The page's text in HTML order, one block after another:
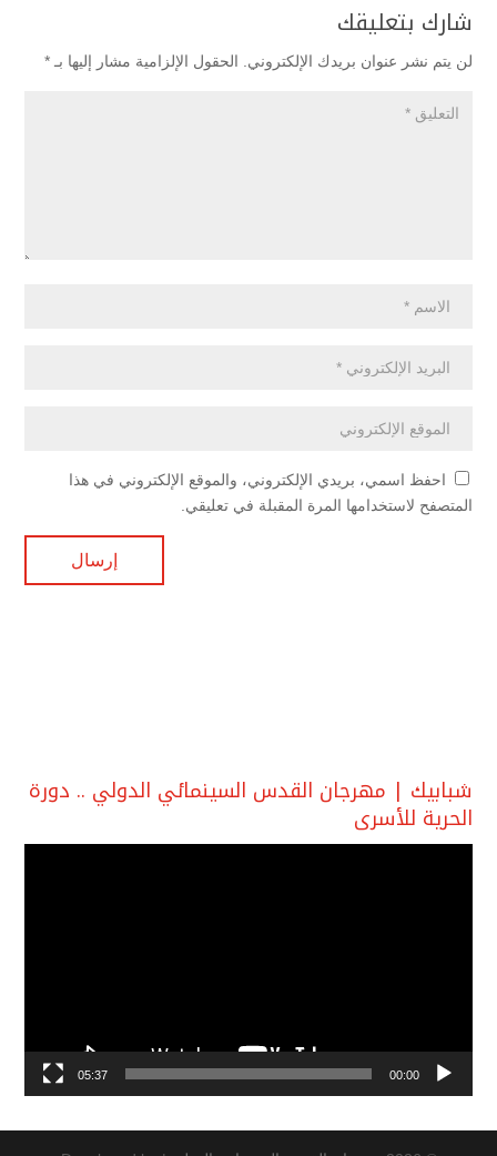
شارك بتعليقك
لن يتم نشر عنوان بريدك الإلكتروني. الحقول الإلزامية مشار إليها بـ *
احفظ اسمي، بريدي الإلكتروني، والموقع الإلكتروني في هذا
المتصفح لاستخدامها المرة المقبلة في تعليقي.
شبابيك | مهرجان القدس السينمائي الدولي .. دورة
الحرية للأسرى
00:00
05:37